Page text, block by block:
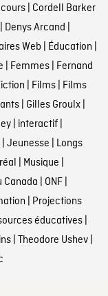
| Cordell Barker
Denys Arcand
Web Éducation
Femmes| Fernand
Films| Films
| Gilles Groulx|
| interactif|
Jeunesse Longs
Musique
ONF|
Projections
éducatives|
| Theodore Ushev|